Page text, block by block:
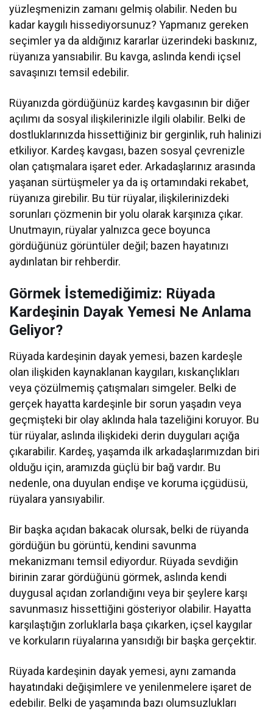
yüzleşmenizin zamanı gelmiş olabilir. Neden bu
kadar kaygılı hissediyorsunuz? Yapmanız gereken
seçimler ya da aldığınız kararlar üzerindeki baskınız,
rüyanıza yansıabilir. Bu kavga, aslında kendi içsel
savaşınızı temsil edebilir.
Rüyanızda gördüğünüz kardeş kavgasının bir diğer
açılımı da sosyal ilişkilerinizle ilgili olabilir. Belki de
dostluklarınızda hissettiğiniz bir gerginlik, ruh halinizi
etkiliyor. Kardeş kavgası, bazen sosyal çevrenizle
olan çatışmalara işaret eder. Arkadaşlarınız arasında
yaşanan sürtüşmeler ya da iş ortamındaki rekabet,
rüyanıza girebilir. Bu tür rüyalar, ilişkilerinizdeki
sorunları çözmenin bir yolu olarak karşınıza çıkar.
Unutmayın, rüyalar yalnızca gece boyunca
gördüğünüz görüntüler değil; bazen hayatınızı
aydınlatan bir rehberdir.
Görmek İstemediğimiz: Rüyada
Kardeşinin Dayak Yemesi Ne Anlama
Geliyor?
Rüyada kardeşinin dayak yemesi, bazen kardeşle
olan ilişkiden kaynaklanan kaygıları, kıskançlıkları
veya çözülmemiş çatışmaları simgeler. Belki de
gerçek hayatta kardeşinle bir sorun yaşadın veya
geçmişteki bir olay aklında hala tazeliğini koruyor. Bu
tür rüyalar, aslında ilişkideki derin duyguları açığa
çıkarabilir. Kardeş, yaşamda ilk arkadaşlarımızdan biri
olduğu için, aramızda güçlü bir bağ vardır. Bu
nedenle, ona duyulan endişe ve koruma içgüdüsü,
rüyalara yansıyabilir.
Bir başka açıdan bakacak olursak, belki de rüyanda
gördüğün bu görüntü, kendini savunma
mekanizmanı temsil ediyordur. Rüyada sevdiğin
birinin zarar gördüğünü görmek, aslında kendi
duygusal açıdan zorlandığını veya bir şeylere karşı
savunmasız hissettiğini gösteriyor olabilir. Hayatta
karşılaştığın zorluklarla başa çıkarken, içsel kaygılar
ve korkuların rüyalarına yansıdığı bir başka gerçektir.
Rüyada kardeşinin dayak yemesi, aynı zamanda
hayatındaki değişimlere ve yenilenmelere işaret de
edebilir. Belki de yaşamında bazı olumsuzlukları